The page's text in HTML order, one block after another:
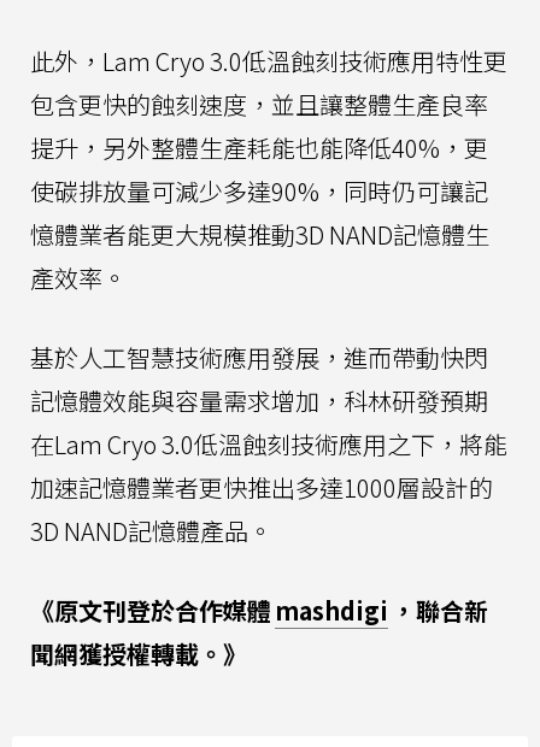
此外，Lam Cryo 3.0低溫蝕刻技術應用特性更
包含更快的蝕刻速度，並且讓整體生產良率
提升，另外整體生產耗能也能降低40%，更
使碳排放量可減少多達90%，同時仍可讓記
憶體業者能更大規模推動3D NAND記憶體生
產效率。
基於人工智慧技術應用發展，進而帶動快閃
記憶體效能與容量需求增加，科林研發預期
在Lam Cryo 3.0低溫蝕刻技術應用之下，將能
加速記憶體業者更快推出多達1000層設計的
3D NAND記憶體產品。
《原文刊登於合作媒體 mashdigi ，聯合新
聞網獲授權轉載。》